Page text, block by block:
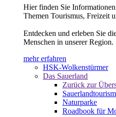
Hier finden Sie
Themen Tourismus, Freizeit
Entdecken und erleben Sie
Menschen in unserer Region.
mehr erfahren
HSK-Wolkenstürmer
Das Sauerland
Zurück zur
Naturparke
Roadbook für